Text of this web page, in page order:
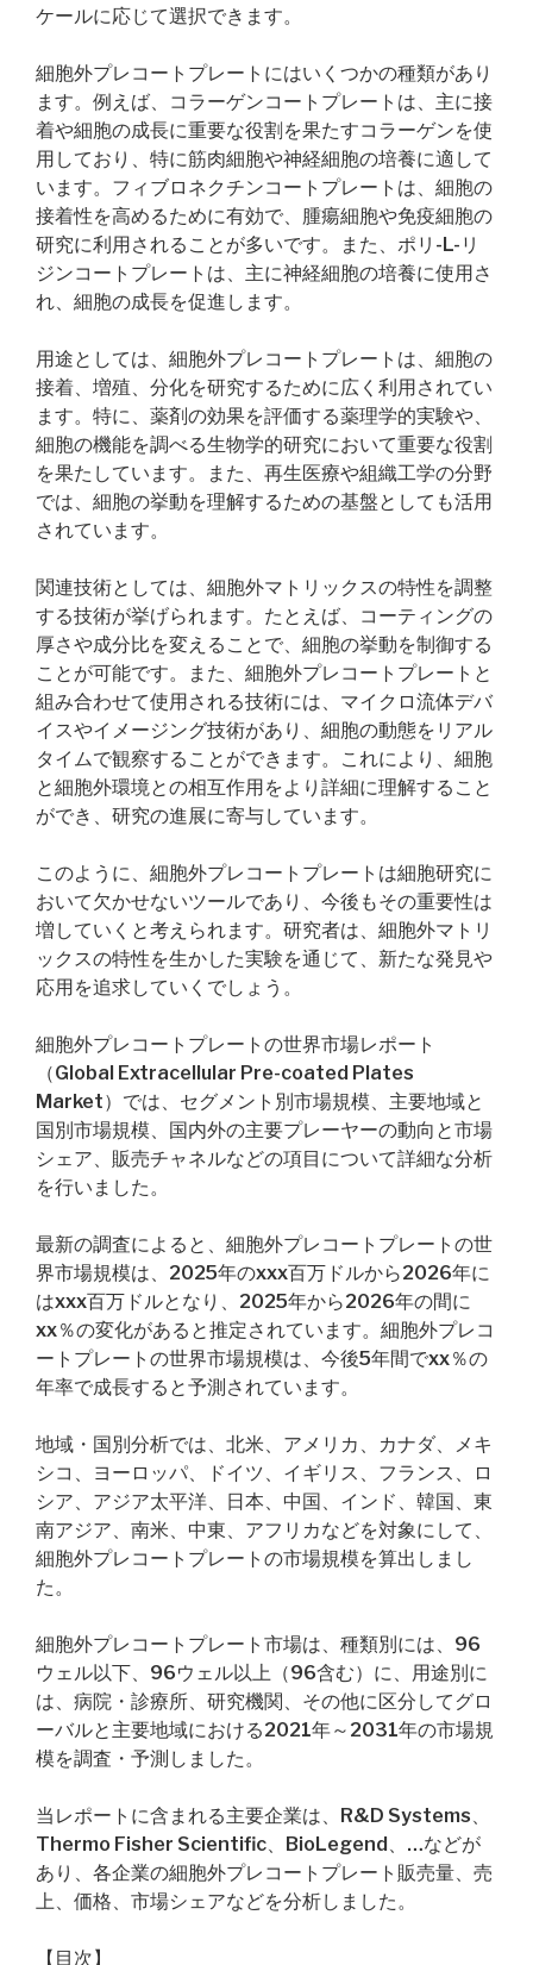
ケールに応じて選択できます。
細胞外プレコートプレートにはいくつかの種類があり
ます。例えば、コラーゲンコートプレートは、主に接
着や細胞の成長に重要な役割を果たすコラーゲンを使
用しており、特に筋肉細胞や神経細胞の培養に適して
います。フィブロネクチンコートプレートは、細胞の
接着性を高めるために有効で、腫瘍細胞や免疫細胞の
研究に利用されることが多いです。また、ポリ-L-リ
ジンコートプレートは、主に神経細胞の培養に使用さ
れ、細胞の成長を促進します。
用途としては、細胞外プレコートプレートは、細胞の
接着、増殖、分化を研究するために広く利用されてい
ます。特に、薬剤の効果を評価する薬理学的実験や、
細胞の機能を調べる生物学的研究において重要な役割
を果たしています。また、再生医療や組織工学の分野
では、細胞の挙動を理解するための基盤としても活用
されています。
関連技術としては、細胞外マトリックスの特性を調整
する技術が挙げられます。たとえば、コーティングの
厚さや成分比を変えることで、細胞の挙動を制御する
ことが可能です。また、細胞外プレコートプレートと
組み合わせて使用される技術には、マイクロ流体デバ
イスやイメージング技術があり、細胞の動態をリアル
タイムで観察することができます。これにより、細胞
と細胞外環境との相互作用をより詳細に理解すること
ができ、研究の進展に寄与しています。
このように、細胞外プレコートプレートは細胞研究に
おいて欠かせないツールであり、今後もその重要性は
増していくと考えられます。研究者は、細胞外マトリ
ックスの特性を生かした実験を通じて、新たな発見や
応用を追求していくでしょう。
細胞外プレコートプレートの世界市場レポート
（Global Extracellular Pre-coated Plates
Market）では、セグメント別市場規模、主要地域と
国別市場規模、国内外の主要プレーヤーの動向と市場
シェア、販売チャネルなどの項目について詳細な分析
を行いました。
最新の調査によると、細胞外プレコートプレートの世
界市場規模は、2025年のxxx百万ドルから2026年に
はxxx百万ドルとなり、2025年から2026年の間に
xx％の変化があると推定されています。細胞外プレコ
ートプレートの世界市場規模は、今後5年間でxx％の
年率で成長すると予測されています。
地域・国別分析では、北米、アメリカ、カナダ、メキ
シコ、ヨーロッパ、ドイツ、イギリス、フランス、ロ
シア、アジア太平洋、日本、中国、インド、韓国、東
南アジア、南米、中東、アフリカなどを対象にして、
細胞外プレコートプレートの市場規模を算出しまし
た。
細胞外プレコートプレート市場は、種類別には、96
ウェル以下、96ウェル以上（96含む）に、用途別に
は、病院・診療所、研究機関、その他に区分してグロ
ーバルと主要地域における2021年～2031年の市場規
模を調査・予測しました。
当レポートに含まれる主要企業は、R&D Systems、
Thermo Fisher Scientific、BioLegend、…などが
あり、各企業の細胞外プレコートプレート販売量、売
上、価格、市場シェアなどを分析しました。
【目次】